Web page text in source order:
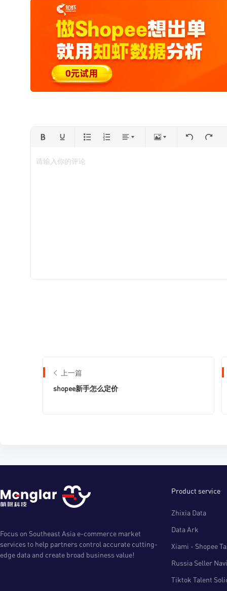
请输入你的评论
上一篇
shopee新手怎么定价
Focus on Southeast Asia e-commerce market
services to help partners control accurate cutting-
edge data and create broad business value!
Product service
Zhixia Data
Data Ark
Xiami - Shopee
Russia Seller
Tiktok Talent